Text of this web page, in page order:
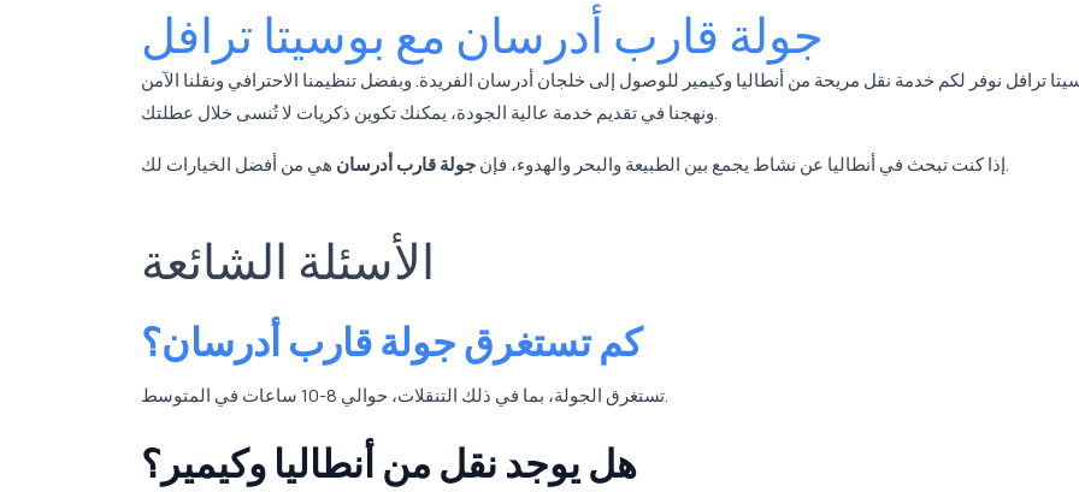
جولة قارب أدرسان مع بوسيتا ترافل
ترافل نوفر لكم خدمة نقل مريحة من أنطاليا وكيمير للوصول إلى خلجان أدرسان الفريدة. وبفضل تنظيمنا الاحترافي ونقلنا الآمن
ونهجنا في تقديم خدمة عالية الجودة، يمكنك تكوين ذكريات لا تُنسى خلال عطلتك.
إذا كنت تبحث في أنطاليا عن نشاط يجمع بين الطبيعة والبحر والهدوء، فإنجولة قارب أدرسان هي من أفضل الخيارات لك.
الأسئلة الشائعة
كم تستغرق جولة قارب أدرسان؟
تستغرق الجولة، بما في ذلك التنقلات، حوالي 8-10 ساعات في المتوسط.
هل يوجد نقل من أنطاليا وكيمير؟